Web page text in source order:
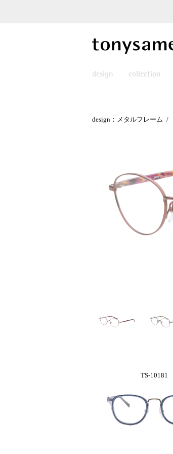
design collection
design：メタルフレーム
TS-10181